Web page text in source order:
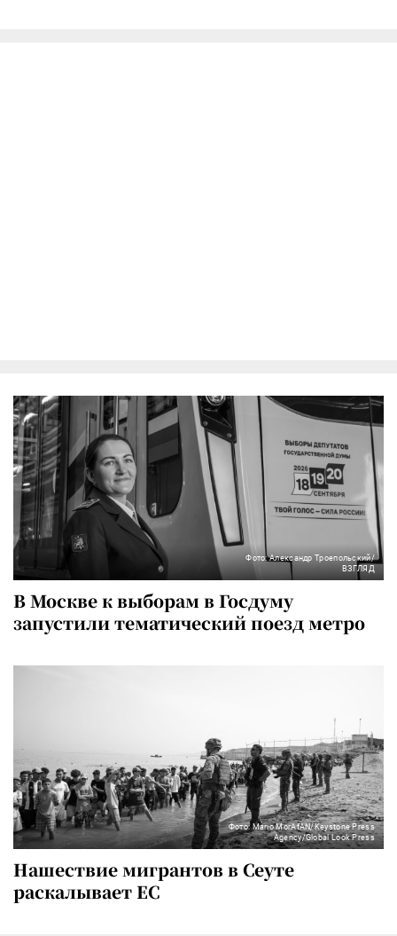
Фото: Александр Троепольский/
ВЗГЛЯД
В Москве к выборам в Госдуму
запустили тематический поезд метро
Фото: Mario MorAfAN/Keystone Press
Agency/Global Look Press
Нашествие мигрантов в Сеуте
раскалывает ЕС